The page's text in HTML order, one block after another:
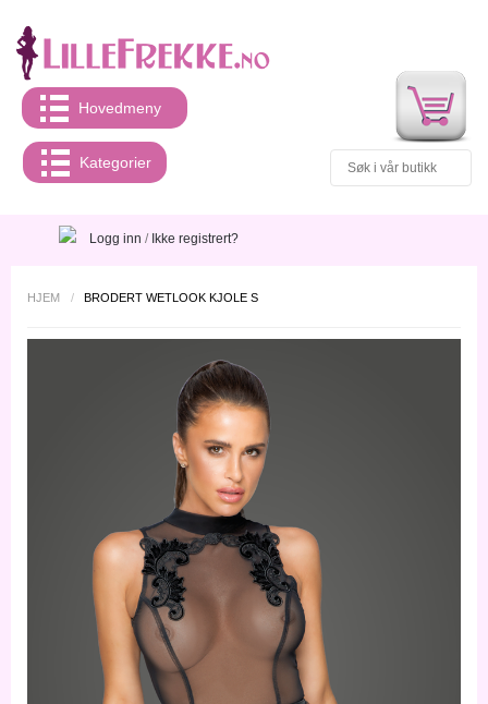
Hovedmeny
Kategorier
Logg inn / Ikke registrert?
HJEM / BRODERT WETLOOK KJOLE S